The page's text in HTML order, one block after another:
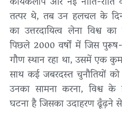
तत्पर थे, तब उन हलचल के
का उत्तरदायित्व लेना विश्व
पिछले 2000 वर्षों में जिस
गौण स्थान रहा था, उसमें एक
साथ कई जबरदस्त चुनौतियों
उनका सामना करना, विश्व
घटना है जिसका उदाहरण ढूँढ़ने